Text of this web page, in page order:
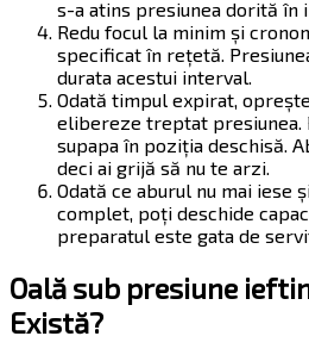
s-a atins presiunea dorită în
Redu focul la minim și
specificat în rețetă.
durata acestui interval.
Odată timpul expirat,
elibereze treptat presiunea.
supapa în poziția deschisă.
deci ai grijă să nu te arzi.
Odată ce aburul nu mai iese
complet, poți deschide
preparatul este gata de
Oală sub presiune
Există?